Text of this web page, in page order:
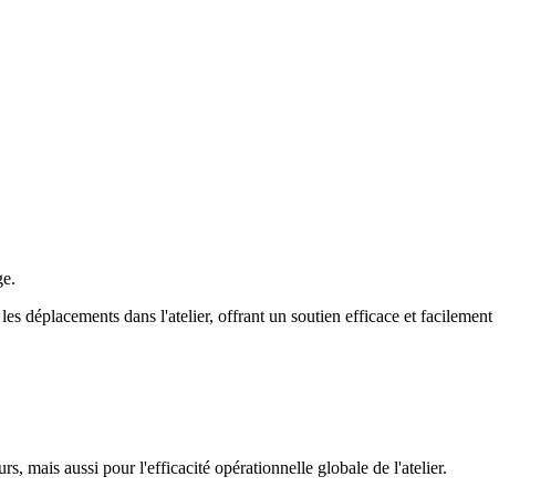
déplacements dans l'atelier, offrant un soutien efficace et facilement
mais aussi pour l'efficacité opérationnelle globale de l'atelier.